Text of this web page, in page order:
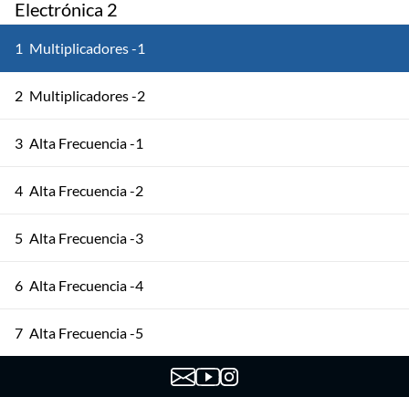
Electrónica 2
1 Multiplicadores -1
2 Multiplicadores -2
3 Alta Frecuencia -1
4 Alta Frecuencia -2
5 Alta Frecuencia -3
6 Alta Frecuencia -4
7 Alta Frecuencia -5